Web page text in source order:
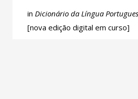
in Dicionário da Língua
[nova edição digital em curso]